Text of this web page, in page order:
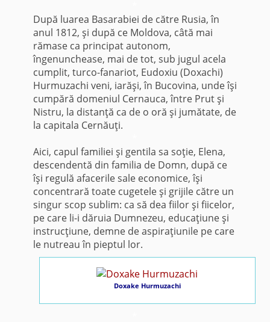
După luarea Basarabiei de către Rusia, în
anul 1812, şi după ce Moldova, câtă mai
rămase ca principat autonom,
îngenunchease, mai de tot, sub jugul acela
cumplit, turco-fanariot, Eudoxiu (Doxachi)
Hurmuzachi veni, iarăşi, în Bucovina, unde îşi
cum­pără domeniul Cernauca, între Prut şi
Nistru, la distanţă ca de o oră şi jumătate, de
la capitala Cernăuţi.
Aici, capul familiei şi gentila sa soţie, Elena,
descen­dentă din familia de Domn, după ce
îşi regulă afa­cerile sale economice, îşi
concentrară toate cugetele şi grijile către un
singur scop sublim: ca să dea fiilor şi fiicelor,
pe care li-i dăruia Dumnezeu, educaţiune şi
instrucţiune, demne de aspiraţiunile pe care
le nutreau în pieptul lor.
Doxake Hurmuzachi